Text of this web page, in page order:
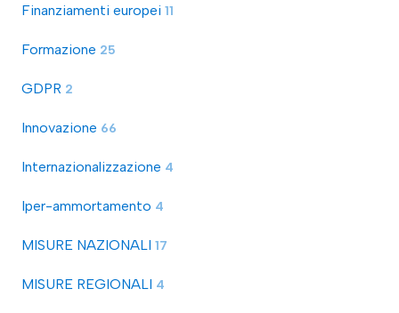
Finanziamenti europei 11
Formazione 25
GDPR 2
Innovazione 66
Internazionalizzazione 4
Iper-ammortamento 4
MISURE NAZIONALI 17
MISURE REGIONALI 4